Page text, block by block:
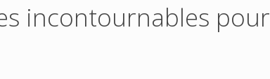
incontournables pour